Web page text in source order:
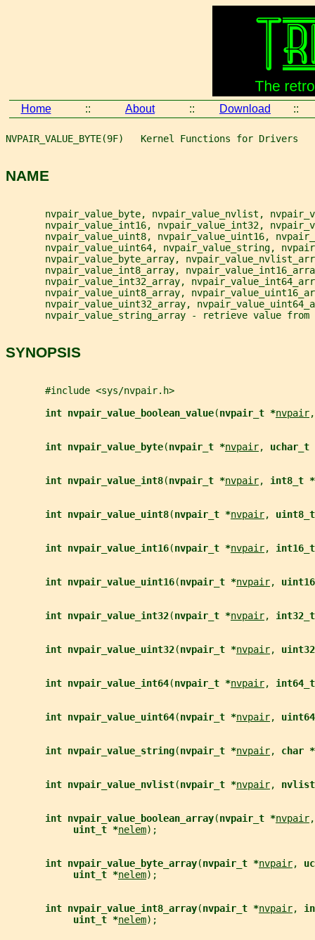
Home :: About :: Download ::
NVPAIR_VALUE_BYTE(9F)   Kernel Functions for Drivers
NAME
nvpair_value_byte, nvpair_value_nvlist,
nvpair_value_int16, nvpair_value_int32,
nvpair_value_uint8, nvpair_value_uint16,
nvpair_value_uint64, nvpair_value_string,
nvpair_value_byte_array,
nvpair_value_int8_array,
nvpair_value_int32_array,
nvpair_value_uint8_array,
nvpair_value_uint32_array,
nvpair_value_string_array - retrieve value from
SYNOPSIS
       #include <sys/nvpair.h>
int nvpair_value_boolean_value(nvpair_t *nvpair
int nvpair_value_byte(nvpair_t *nvpair, uchar_t
int nvpair_value_int8(nvpair_t *nvpair, int8_t *
int nvpair_value_uint8(nvpair_t *nvpair,
int nvpair_value_int16(nvpair_t *nvpair,
int nvpair_value_uint16(nvpair_t *nvpair,
int nvpair_value_int32(nvpair_t *nvpair,
int nvpair_value_uint32(nvpair_t *nvpair,
int nvpair_value_int64(nvpair_t *nvpair,
int nvpair_value_uint64(nvpair_t *nvpair,
int nvpair_value_string(nvpair_t *nvpair, char
int nvpair_value_nvlist(nvpair_t *nvpair,
int nvpair_value_boolean_array(nvpair_t *nvpair
uint_t *nelem);
int nvpair_value_byte_array(nvpair_t *nvpair,
uint_t *nelem);
int nvpair_value_int8_array(nvpair_t *nvpair,
uint_t *nelem);